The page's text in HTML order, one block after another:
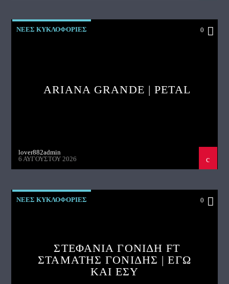
ΝΕΕΣ ΚΥΚΛΟΦΟΡΙΕΣ 0
ARIANA GRANDE | PETAL
lover882admin
6 ΑΥΓΟΎΣΤΟΥ 2026
ΝΕΕΣ ΚΥΚΛΟΦΟΡΙΕΣ 0
ΣΤΕΦΑΝΙΑ ΓΟΝΙΔΗ FT
ΣΤΑΜΑΤΗΣ ΓΟΝΙΔΗΣ | ΕΓΩ
ΚΑΙ ΕΣΥ